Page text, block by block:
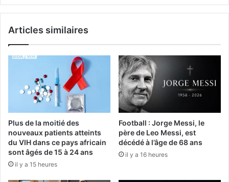
Articles similaires
Plus de la moitié des
nouveaux patients atteints
du VIH dans ce pays africain
sont âgés de 15 à 24 ans
il y a 15 heures
Football : Jorge Messi, le
père de Leo Messi, est
décédé à l’âge de 68 ans
il y a 16 heures